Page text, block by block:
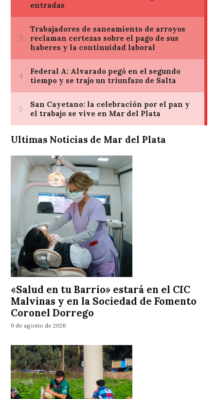
Ultimas Noticias de Mar del Plata
«Salud en tu Barrio» estará en el CIC
Malvinas y en la Sociedad de Fomento
Coronel Dorrego
9 de agosto de 2026